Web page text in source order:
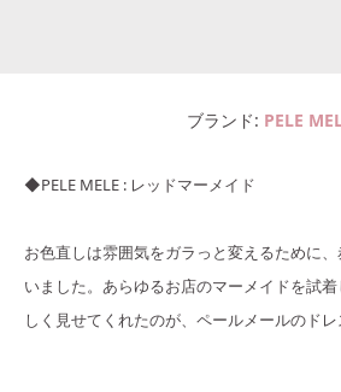
ブランド PELE
◆PELE MELE : レッドマーメイド
お色直しは雰囲気をガラっと変えるために
いました。あらゆるお店のマーメイドを試
しく見せてくれたのが、ペールメールのドレ